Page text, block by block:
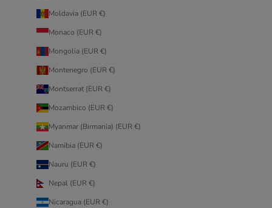
Moldavia (EUR €)
Monaco (EUR €)
Mongolia (EUR €)
Montenegro (EUR €)
Montserrat (EUR €)
Mozambico (EUR €)
Myanmar (Birmania) (EUR €)
Namibia (EUR €)
Nauru (EUR €)
Nepal (EUR €)
Nicaragua (EUR €)